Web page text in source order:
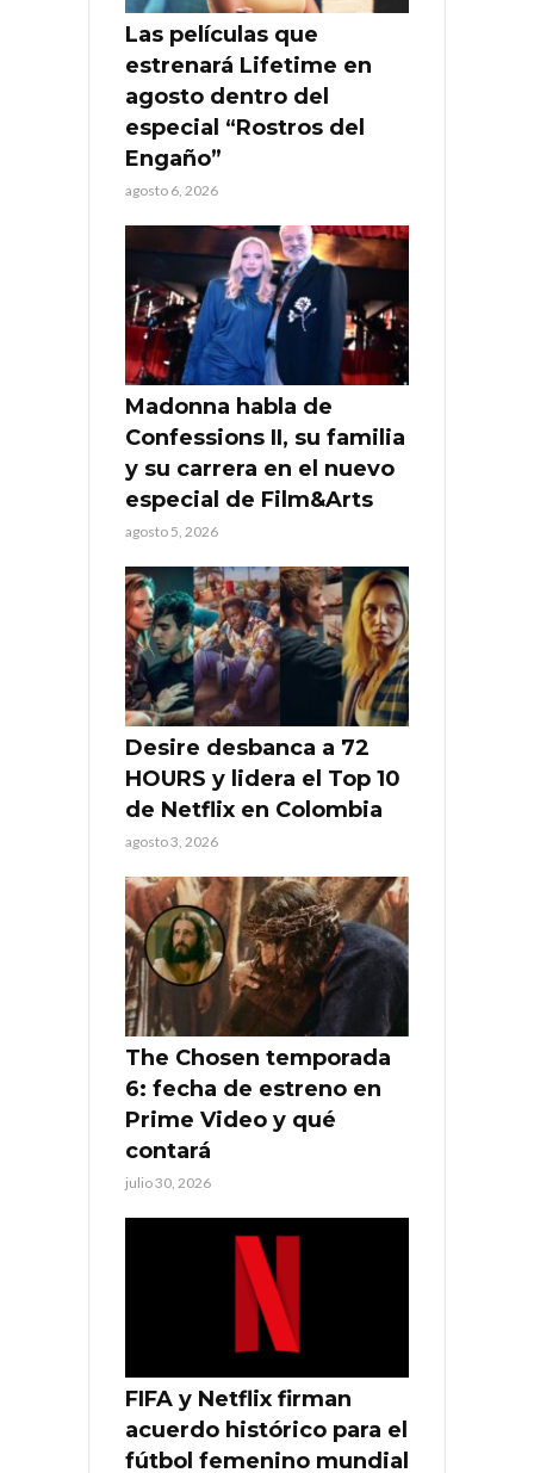
Las películas que
estrenará Lifetime en
agosto dentro del
especial “Rostros del
Engaño”
agosto 6, 2026
Madonna habla de
Confessions II, su familia
y su carrera en el nuevo
especial de Film&Arts
agosto 5, 2026
Desire desbanca a 72
HOURS y lidera el Top 10
de Netflix en Colombia
agosto 3, 2026
The Chosen temporada
6: fecha de estreno en
Prime Video y qué
contará
julio 30, 2026
FIFA y Netflix firman
acuerdo histórico para el
fútbol femenino mundial